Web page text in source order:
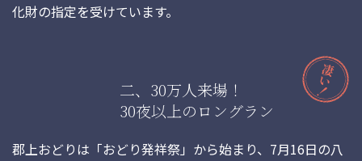
化財の指定を受けています。
二、30万人来場！
30夜以上のロングラン
郡上おどりは「おどり発祥祭」から始まり、7月16日の八